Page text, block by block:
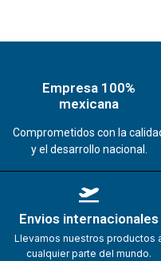
Empresa 100%
mexicana
Comprometidos con la
y el desarrollo nacional.
Envios internacionales
Llevamos nuestros productos
cualquier parte del mundo.